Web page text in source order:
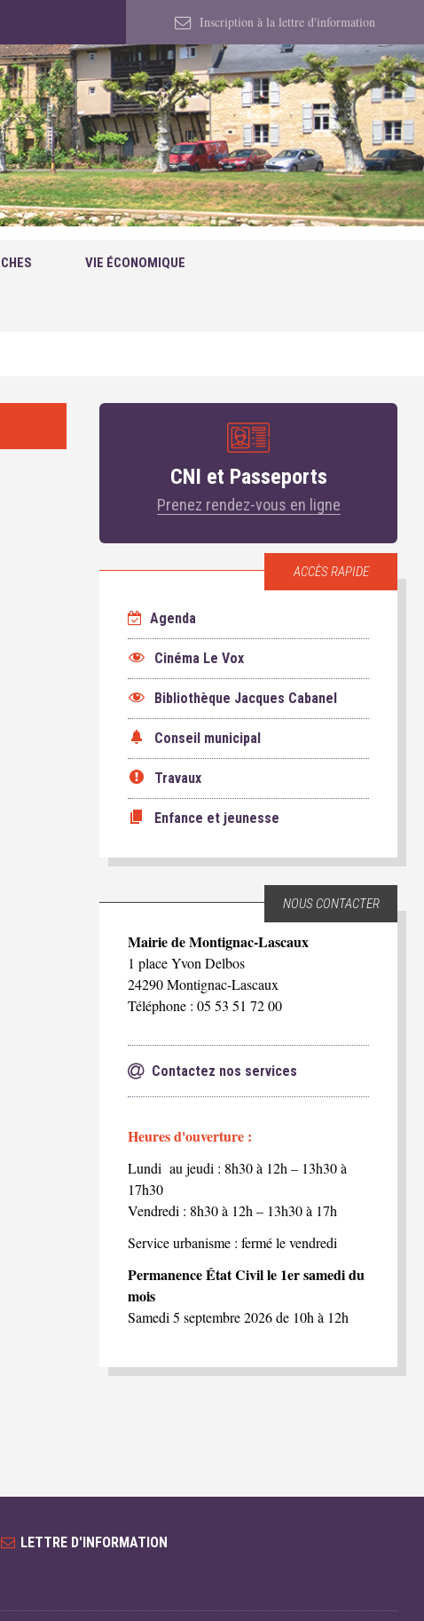
Inscription à la lettre d'information
VIE ÉCONOMIQUE
CNI et Passeports
Prenez rendez-vous en ligne
ACCÈS RAPIDE
Agenda
Cinéma Le Vox
Bibliothèque Jacques Cabanel
Conseil municipal
Travaux
Enfance et jeunesse
NOUS CONTACTER
Mairie de Montignac-Lascaux
1 place Yvon Delbos
24290 Montignac-Lascaux
Téléphone : 05 53 51 72 00
Contactez nos services
Heures d'ouverture :
Lundi au jeudi : 8h30 à 12h – 13h30 à
17h30
Vendredi : 8h30 à 12h – 13h30 à 17h
Service urbanisme : fermé le vendredi
Permanence État Civil le 1er samedi du
mois
Samedi 5 septembre 2026 de 10h à 12h
LETTRE D'INFORMATION